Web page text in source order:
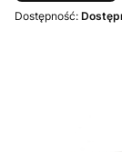
Dostępność: